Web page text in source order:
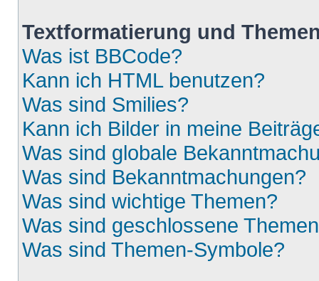
Textformatierung und
Was ist BBCode?
Kann ich HTML benutzen?
Was sind Smilies?
Kann ich Bilder in meine
Was sind globale
Was sind Bekanntmachungen?
Was sind wichtige Themen?
Was sind geschlossene
Was sind Themen-Symbole?